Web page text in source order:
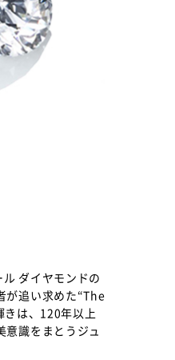
ダイヤモンドの
が追い求めた“The
は、120年以上
意識をまとうジュ